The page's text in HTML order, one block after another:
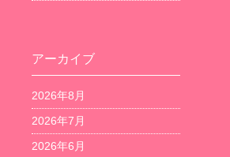
アーカイブ
2026年8月
2026年7月
2026年6月